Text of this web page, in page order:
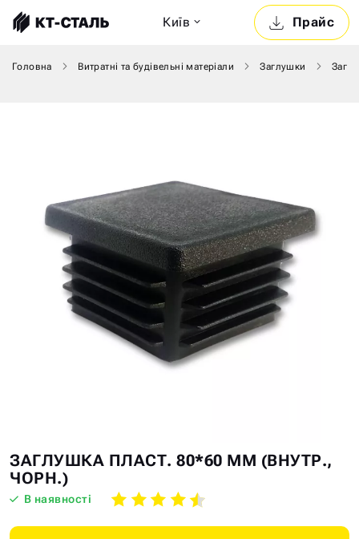
Прайс
Київ
Головна Витратні та будівельні матеріали Заглушки
Skip
to
the
of
Skip
to
the
of
ЗАГЛУШКА ПЛАСТ. 80*60 ММ (ВНУТР.,
ЧОРН.)
В наявності